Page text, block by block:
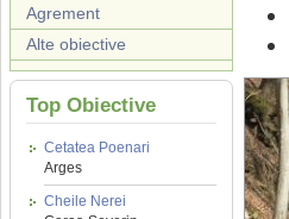
Agrement
Alte obiective
Top Obiective
Cetatea Poenari
Arges
Cheile Nerei